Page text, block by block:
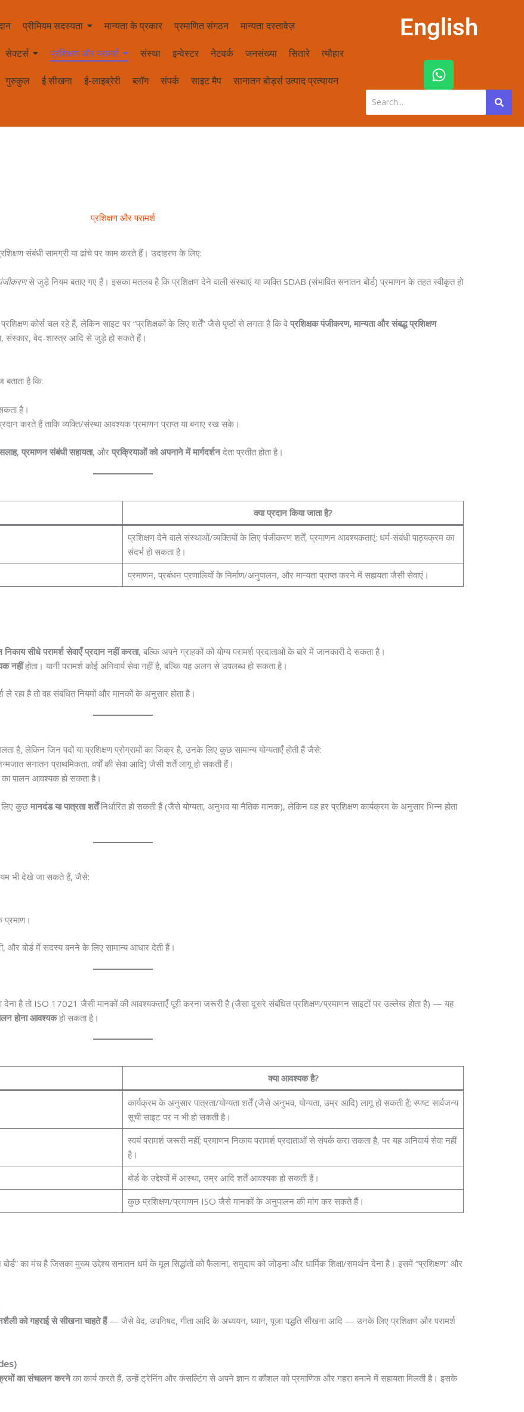
प्रीमियम सदस्यता मान्यता के प्रकार प्रमाणित संगठन मान्यता दस्तावेज़
सेक्टर्स प्रशिक्षण और परामर्श संस्था इन्वेस्टर नेटवर्क जनसंख्या सितारे त्यौहार
गुरुकुल ई सीखना ई-लाइब्रेरी ब्लॉग संपर्क साइट मैप सानातन बोर्ड्स उत्पाद प्रत्यायन
English
W
h
a
t
s
प्रशिक्षण और परामर्श
संबंधी सामग्री या ढांचे पर काम करते हैं। उदाहरण के लिए:
से जुड़े नियम बताए गए हैं। इसका मतलब है कि प्रशिक्षण देने वाली संस्थाएं या व्यक्ति SDAB (संभावित सनातन बोर्ड) प्रमाणन के तहत स्वीकृत हो
कोर्स चल रहे हैं, लेकिन साइट पर “प्रशिक्षकों के लिए शर्तें” जैसे पृष्ठों से लगता है कि वेप्रशिक्षक पंजीकरण, मान्यता और संबद्ध प्रशिक्षण
संस्कार, वेद-शास्त्र आदि से जुड़े हो सकते हैं।
है कि:
है।
करते हैं ताकि व्यक्ति/संस्था आवश्यक प्रमाणन प्राप्त या बनाए रख सके।
,प्रमाणन संबंधी सहायता, औरप्रक्रियाओं को अपनाने में मार्गदर्शनदेता प्रतीत होता है।
क्या प्रदान किया जाता है?
प्रशिक्षण देने वाले संस्थाओं/व्यक्तियों के लिए पंजीकरण शर्तें, प्रमाणन आवश्यकताएं; धर्म‑संबंधी पाठ्यक्रम का
संदर्भ हो सकता है।
प्रमाणन, प्रबंधन प्रणालियों के निर्माण/अनुपालन, और मान्यता प्राप्त करने में सहायता जैसी सेवाएं।
निकाय सीधे परामर्श सेवाएँ प्रदान नहीं करता, बल्कि अपने ग्राहकों को योग्य परामर्श प्रदाताओं के बारे में जानकारी दे सकता है।
नहींहोता। यानी परामर्श कोई अनिवार्य सेवा नहीं है, बल्कि यह अलग से उपलब्ध हो सकता है।
ले रहा है तो वह संबंधित नियमों और मानकों के अनुसार होता है।
है, लेकिन जिन पदों या प्रशिक्षण प्रोग्रामों का जिक्र है, उनके लिए कुछ सामान्य योग्यताएँ होती हैं जैसे:
सनातन प्राथमिकता, वर्षों की सेवा आदि) जैसी शर्तें लागू हो सकती हैं।
का पालन आवश्यक हो सकता है।
लिए कुछमानदंड या पात्रता शर्तेंनिर्धारित हो सकती हैं (जैसे योग्यता, अनुभव या नैतिक मानक), लेकिन वह हर प्रशिक्षण कार्यक्रम के अनुसार भिन्न होता
भी देखे जा सकते हैं, जैसे:
प्रमाण।
और बोर्ड में सदस्य बनने के लिए सामान्य आधार देती हैं।
है तो ISO 17021 जैसी मानकों की आवश्यकताएँ पूरी करना जरूरी है (जैसा दूसरे संबंधित प्रशिक्षण/प्रमाणन साइटों पर उल्लेख होता है) — यह
होना आवश्यकहो सकता है।
क्या आवश्यक है?
कार्यक्रम के अनुसार पात्रता/योग्यता शर्तें (जैसे अनुभव, योग्यता, उम्र आदि) लागू हो सकती हैं; स्पष्ट सार्वजन्य
सूची साइट पर न भी हो सकती है।
स्वयं परामर्श जरूरी नहीं; प्रमाणन निकाय परामर्श प्रदाताओं से संपर्क करा सकता है, पर यह अनिवार्य सेवा नहीं
है।
बोर्ड के उद्देश्यों में आस्था, उम्र आदि शर्तें आवश्यक हो सकती हैं।
कुछ प्रशिक्षण/प्रमाणन ISO जैसे मानकों के अनुपालन की मांग कर सकते हैं।
का मंच है जिसका मुख्य उद्देश्य सनातन धर्म के मूल सिद्धांतों को फैलाना, समुदाय को जोड़ना और धार्मिक शिक्षा/समर्थन देना है। इसमें “प्रशिक्षण” और
को गहराई से सीखना चाहते हैं— जैसे वेद, उपनिषद, गीता आदि के अध्ययन, ध्यान, पूजा पद्धति सीखना आदि — उनके लिए प्रशिक्षण और परामर्श
का संचालन करनेका कार्य करते हैं, उन्हें ट्रेनिंग और कंसल्टिंग से अपने ज्ञान व कौशल को प्रमाणिक और गहरा बनाने में सहायता मिलती है। इसके